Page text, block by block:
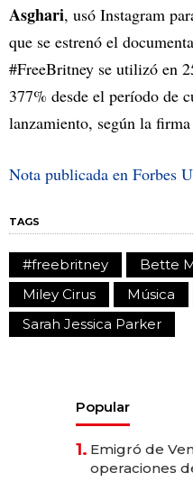
Asghari, usó Instagram
que se estrenó el
#FreeBritney se utilizó en
377% desde el período de
lanzamiento, según la
Nota publicada en Forbes
TAGS
#freebritney Bette
Miley Cirus
Música
Sarah Jessica Parker
Popular
1. Emigró de
operaciones